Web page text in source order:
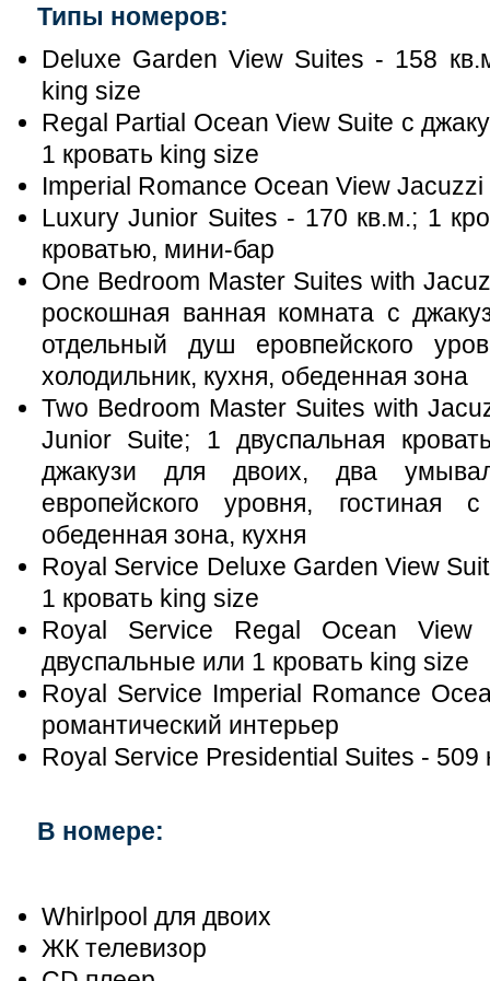
Типы номеров:
Deluxe Garden View Suites - 158
king size
Regal Partial Ocean View Suite с
1 кровать king size
Imperial Romance Ocean View
Luxury Junior Suites - 170 кв.м.; 1
кроватью, мини-бар
One Bedroom Master Suites with
роскошная ванная комната с
отдельный душ еровпейского
холодильник, кухня, обеденная зона
Two Bedroom Master Suites with
Junior Suite; 1 двуспальная
джакузи для двоих, два
европейского уровня, гостиная
обеденная зона, кухня
Royal Service Deluxe Garden View
1 кровать king size
Royal Service Regal Ocean
двуспальные или 1 кровать king size
Royal Service Imperial Romance
романтический интерьер
Royal Service Presidential Suites - 509
В номере:
Whirlpool для двоих
ЖК телевизор